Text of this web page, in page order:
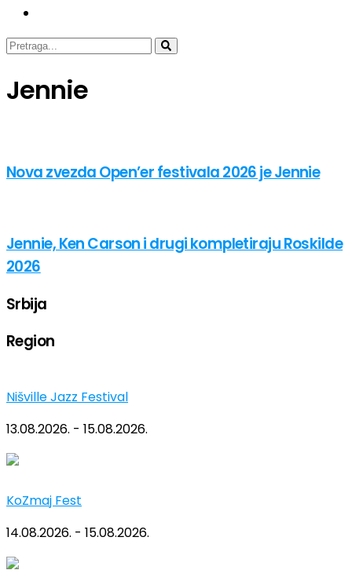
Jennie
Nova zvezda Open’er festivala 2026 je Jennie
Jennie, Ken Carson i drugi kompletiraju Roskilde
2026
Srbija
Region
Nišville Jazz Festival
13.08.2026. - 15.08.2026.
KoZmaj Fest
14.08.2026. - 15.08.2026.